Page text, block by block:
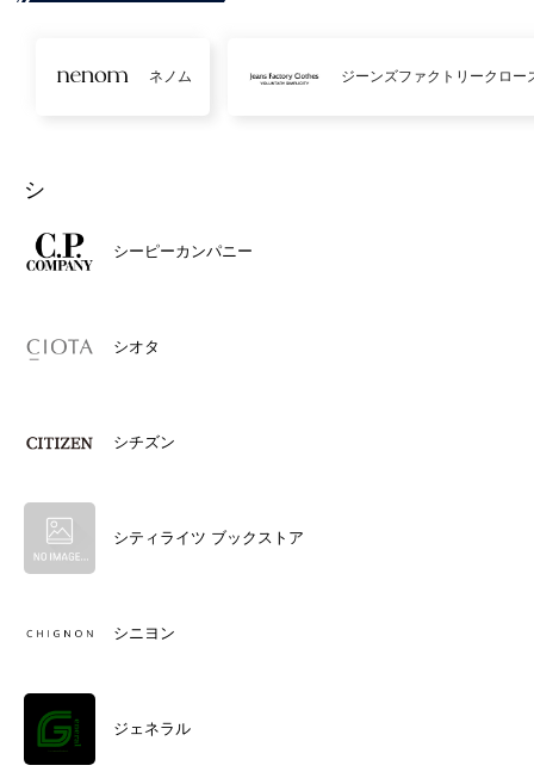
ネノム ジーンズファクトリークロー
シ
シーピーカンパニー
シオタ
シチズン
シティライツ ブックストア
シニヨン
ジェネラル